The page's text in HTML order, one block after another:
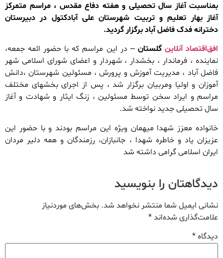
بمناسبت آغاز سال تحصیلی و هفته دفاع مقدس ، مراسم متمرکز
آغاز بهار تعلیم و تربیت شهرستان علی آبادکتول در دبیرستان
دخترانه فدک فاضل آباد برگزار گردید.
افق‌اقتصاد آنلاین گلستان – در این مراسم که با حضور ائمه جمعه،
نماینده ، فرماندار ، بخشدار ، شهردار و اعضای شورای اسلامی شهر
فاضل آباد ، مدیریت آموزش و پرورش ، مسئولین شهرستان ،دانش
آموزان و اولیا ومربیان برگزار شد ، پس از اجرای بخشهای مختلف
مراسم و ایراد سخن توسط مسئولین ، زنگ ایثار و شهادت و آغاز
سال تحصیلی جدید نواخته شد.
خانواده معزز شهدا میهمان ویژه این مراسم بودند و با حضور این
عزیزان یاد و خاطره شهدا ، جانبازان، رزمندگان و همه دلیر مردان
ایران اسلامی گرامی داشته شد
دیدگاهتان را بنویسید
نشانی ایمیل شما منتشر نخواهد شد. بخش‌های موردنیاز
علامت‌گذاری شده‌اند*
دیدگاه*